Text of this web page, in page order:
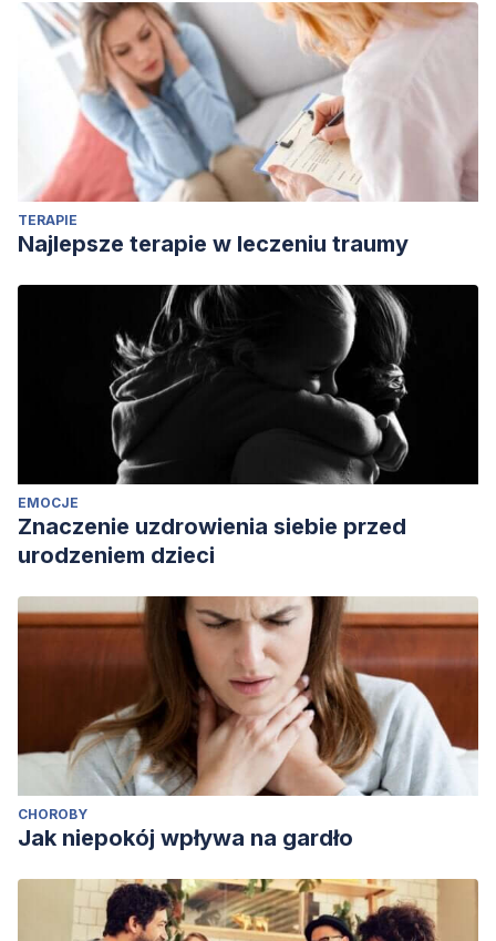
TERAPIE
Najlepsze terapie w leczeniu traumy
EMOCJE
Znaczenie uzdrowienia siebie przed
urodzeniem dzieci
CHOROBY
Jak niepokój wpływa na gardło